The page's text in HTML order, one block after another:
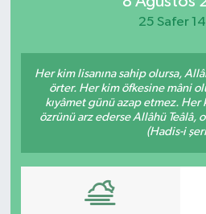
25 Safer
Her kim lisanına sahip olursa,
örter. Her kim öfkesine mâni
kıyâmet günü azap etmez. Her
özrünü arz ederse Allâhü Teâlâ,
(Hadis-i
Özel
Resmi İlanlar
Sağlık
Siyaset